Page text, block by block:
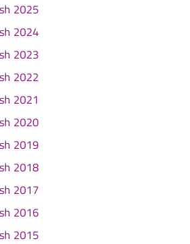
2025
2024
2023
2022
2021
2020
2019
2018
2017
2016
2015